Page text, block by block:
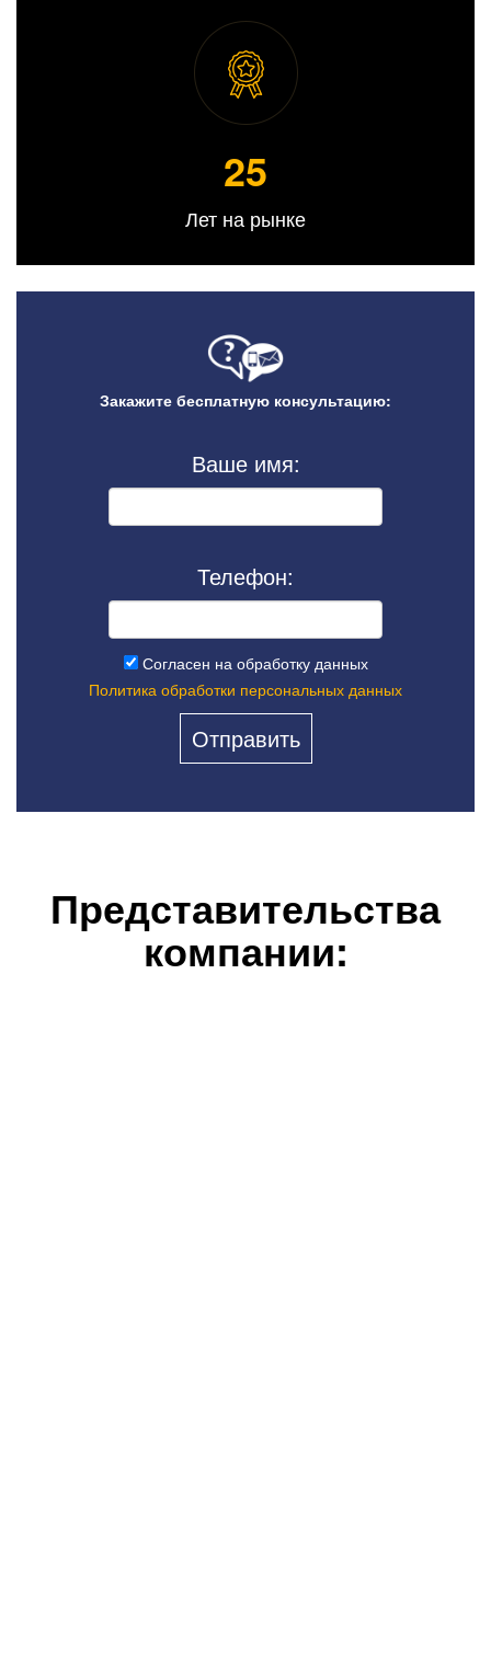
25
Лет на рынке
Закажите бесплатную консультацию:
Ваше имя:
Телефон:
Согласен на обработку данных
Политика обработки персональных данных
Представительства
компании: